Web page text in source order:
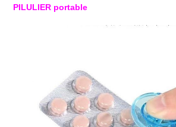
PILULIER portable